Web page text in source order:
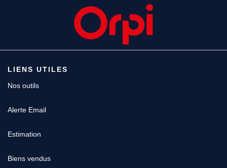
LIENS UTILES
Nos outils
Alerte Email
Estimation
Biens vendus